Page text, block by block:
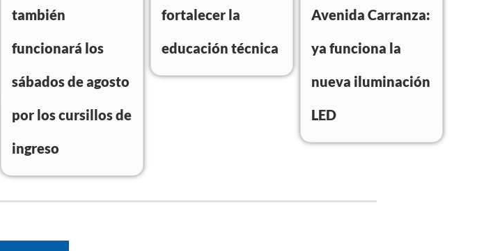
también
funcionará los
sábados de agosto
por los cursillos de
ingreso
fortalecer la
educación técnica
Avenida Carranza:
ya funciona la
nueva iluminación
LED